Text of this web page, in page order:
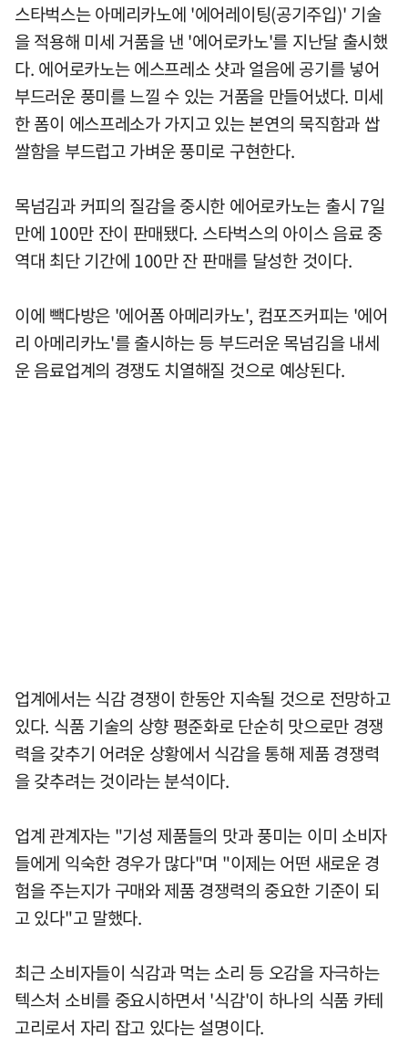
스타벅스는 아메리카노에 '에어레이팅(공기주입)' 기술
을 적용해 미세 거품을 낸 '에어로카노'를 지난달 출시했
다. 에어로카노는 에스프레소 샷과 얼음에 공기를 넣어
부드러운 풍미를 느낄 수 있는 거품을 만들어냈다. 미세
한 폼이 에스프레소가 가지고 있는 본연의 묵직함과 쌉
쌀함을 부드럽고 가벼운 풍미로 구현한다.
목넘김과 커피의 질감을 중시한 에어로카노는 출시 7일
만에 100만 잔이 판매됐다. 스타벅스의 아이스 음료 중
역대 최단 기간에 100만 잔 판매를 달성한 것이다.
이에 빽다방은 '에어폼 아메리카노', 컴포즈커피는 '에어
리 아메리카노'를 출시하는 등 부드러운 목넘김을 내세
운 음료업계의 경쟁도 치열해질 것으로 예상된다.
업계에서는 식감 경쟁이 한동안 지속될 것으로 전망하고
있다. 식품 기술의 상향 평준화로 단순히 맛으로만 경쟁
력을 갖추기 어려운 상황에서 식감을 통해 제품 경쟁력
을 갖추려는 것이라는 분석이다.
업계 관계자는 "기성 제품들의 맛과 풍미는 이미 소비자
들에게 익숙한 경우가 많다"며 "이제는 어떤 새로운 경
험을 주는지가 구매와 제품 경쟁력의 중요한 기준이 되
고 있다"고 말했다.
최근 소비자들이 식감과 먹는 소리 등 오감을 자극하는
텍스처 소비를 중요시하면서 '식감'이 하나의 식품 카테
고리로서 자리 잡고 있다는 설명이다.